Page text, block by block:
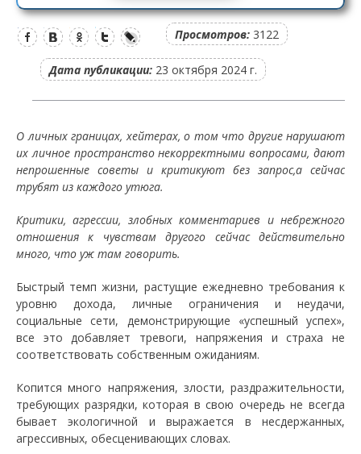
Просмотров: 3122
Дата публикации: 23 октября 2024 г.
О личных границах, хейтерах, о том что другие нарушают
их личное пространство некорректными вопросами, дают
непрошенные советы и критикуют без запрос,а сейчас
трубят из каждого утюга.
Критики, агрессии, злобных комментариев и небрежного
отношения к чувствам другого сейчас действительно
много, что уж там говорить.
Быстрый темп жизни, растущие ежедневно требования к
уровню дохода, личные ограничения и неудачи,
социальные сети, демонстрирующие «успешный успех»,
все это добавляет тревоги, напряжения и страха не
соответствовать собственным ожиданиям.
Копится много напряжения, злости, раздражительности,
требующих разрядки, которая в свою очередь не всегда
бывает экологичной и выражается в несдержанных,
агрессивных, обесценивающих словах.